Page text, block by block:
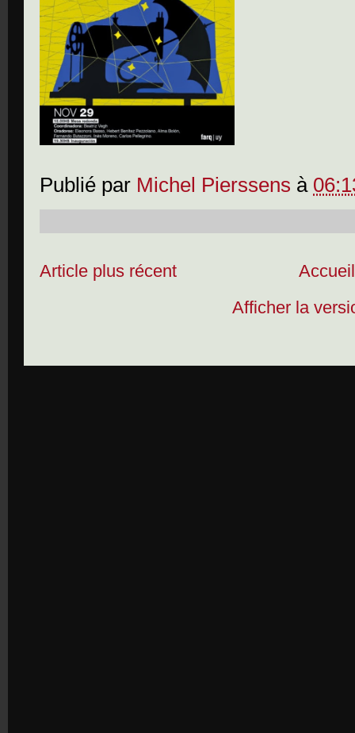
Publié par Michel Pierssens à
Article plus récent
Accueil
Afficher la